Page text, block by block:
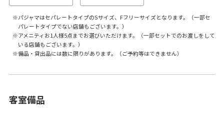
パジャマはセパレートタイプのSサイズ、Fフリーサイズとなります。（一部セ
パレートタイプでない店舗もございます。）
アメニティお1人様5点までお選びいただけます。（一部セットでのお渡しをして
いる店舗もございます。）
備品・貸出品には数に限りがあります。（ご予約等はできません）
客室備品